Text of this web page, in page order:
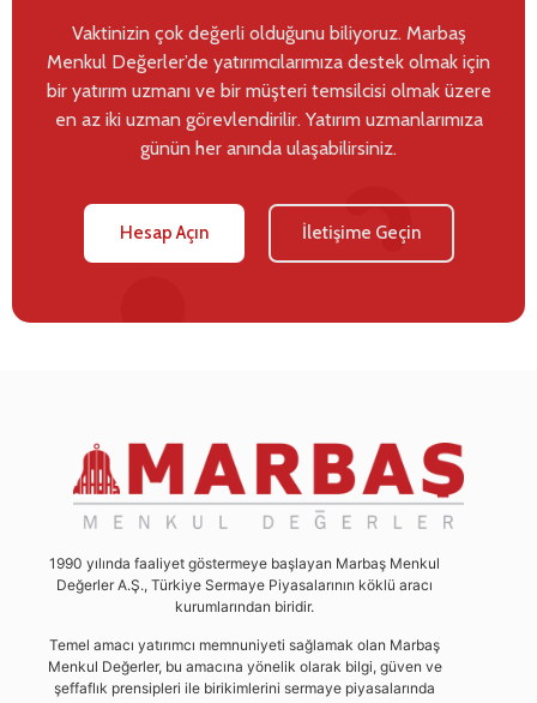
Vaktinizin çok değerli olduğunu biliyoruz. Marbaş
Menkul Değerler’de yatırımcılarımıza destek olmak için
bir yatırım uzmanı ve bir müşteri temsilcisi olmak üzere
en az iki uzman görevlendirilir. Yatırım uzmanlarımıza
günün her anında ulaşabilirsiniz.
Hesap Açın İletişime Geçin
1990 yılında faaliyet göstermeye başlayan Marbaş Menkul
Değerler A.Ş., Türkiye Sermaye Piyasalarının köklü aracı
kurumlarından biridir.
Temel amacı yatırımcı memnuniyeti sağlamak olan Marbaş
Menkul Değerler, bu amacına yönelik olarak bilgi, güven ve
şeffaflık prensipleri ile birikimlerini sermaye piyasalarında